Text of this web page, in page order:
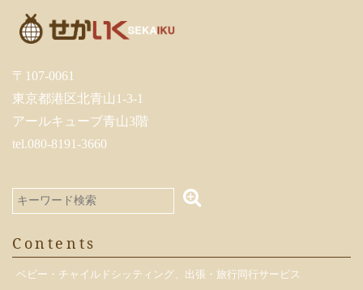
〒107-0061
東京都港区北青山1-3-1
アールキューブ青山3階
tel.080-8191-3660
Contents
ベビー・チャイルドシッティング、出張・旅行同行サービス